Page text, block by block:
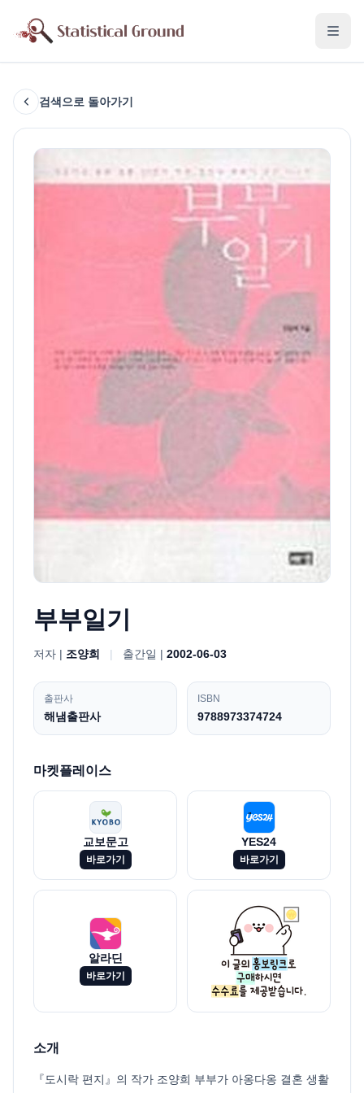
검색으로 돌아가기
부부일기
저자 | 조양희 | 출간일 | 2002-06-03
출판사
해냄출판사
ISBN
9788973374724
마켓플레이스
교보문고
바로가기
YES24
바로가기
알라딘
바로가기
소개
『도시락 편지』의 작가 조양희 부부가 아옹다옹 결혼 생활